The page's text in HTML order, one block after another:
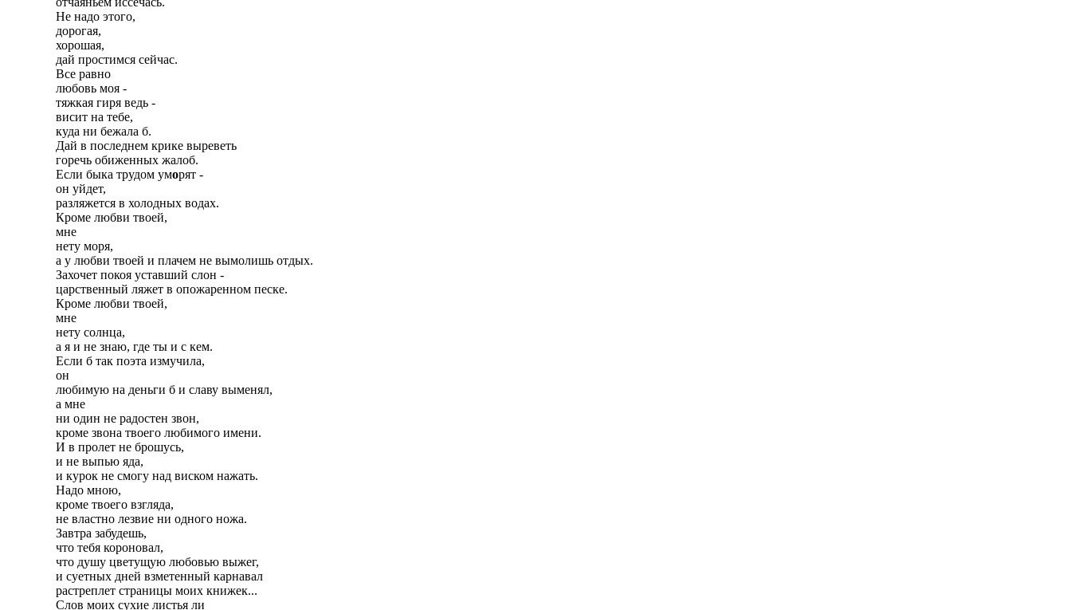
Не надо этого,
дорогая,
хорошая,
дай простимся сейчас.
Все равно
любовь моя -
тяжкая гиря ведь -
висит на тебе,
куда ни бежала б.
Дай в последнем крике выреветь
горечь обиженных жалоб.
Если быка трудом уморят -
он уйдет,
разляжется в холодных водах.
Кроме любви твоей,
мне
нету моря,
а у любви твоей и плачем не вымолишь отдых.
Захочет покоя уставший слон -
царственный ляжет в опожаренном песке.
Кроме любви твоей,
мне
нету солнца,
а я и не знаю, где ты и с кем.
Если б так поэта измучила,
он
любимую на деньги б и славу выменял,
а мне
ни один не радостен звон,
кроме звона твоего любимого имени.
И в пролет не брошусь,
и не выпью яда,
и курок не смогу над виском нажать.
Надо мною,
кроме твоего взгляда,
не властно лезвие ни одного ножа.
Завтра забудешь,
что тебя короновал,
что душу цветущую любовью выжег,
и суетных дней взметенный карнавал
растреплет страницы моих книжек...
Слов моих сухие листья ли